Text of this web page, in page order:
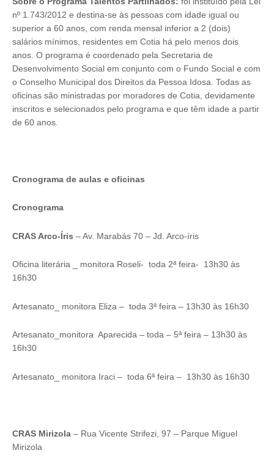
nº 1.743/2012 e destina-se às pessoas com idade igual ou
superior a 60 anos, com renda mensal inferior a 2 (dois)
salários mínimos, residentes em Cotia há pelo menos dois
anos. O programa é coordenado pela Secretaria de
Desenvolvimento Social em conjunto com o Fundo Social e com
o Conselho Municipal dos Direitos da Pessoa Idosa. Todas as
oficinas são ministradas por moradores de Cotia, devidamente
inscritos e selecionados pelo programa e que têm idade a partir
de 60 anos.
Cronograma de aulas e oficinas
Cronograma
CRAS Arco-Íris – Av. Marabás 70 – Jd. Arco-íris
Oficina literária _ monitora Roseli- toda 2ª feira- 13h30 às
16h30
Artesanato_ monitora Eliza – toda 3ª feira – 13h30 às 16h30
Artesanato_monitora Aparecida – toda – 5ª feira – 13h30 às
16h30
Artesanato_ monitora Iraci – toda 6ª feira – 13h30 às 16h30
CRAS Mirizola – Rua Vicente Strifezi, 97 – Parque Miguel
Mirizola